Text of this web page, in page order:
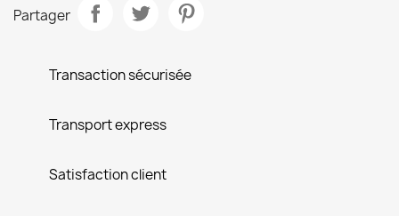
Partager
Transaction sécurisée
Transport express
Satisfaction client